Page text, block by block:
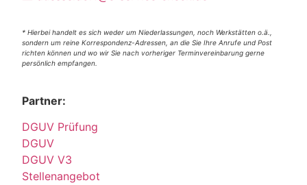
* Hierbei handelt es sich weder um Niederlassungen, noch Werkstätten o.ä.,
sondern um reine Korrespondenz-Adressen, an die Sie Ihre Anrufe und Post
richten können und wo wir Sie nach vorheriger Terminvereinbarung gerne
persönlich empfangen.
Partner:
DGUV Prüfung
DGUV
DGUV V3
Stellenangebot